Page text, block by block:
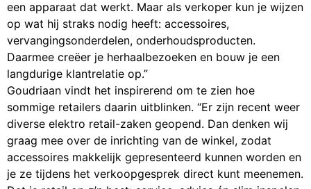
een apparaat dat werkt. Maar als verkoper kun je wijzen
op wat hij straks nodig heeft: accessoires,
vervangingsonderdelen, onderhoudsproducten.
Daarmee creëer je herhaalbezoeken en bouw je een
langdurige klantrelatie op.”
Goudriaan vindt het inspirerend om te zien hoe
sommige retailers daarin uitblinken. “Er zijn recent weer
diverse elektro retail-zaken geopend. Dan denken wij
graag mee over de inrichting van de winkel, zodat
accessoires makkelijk gepresenteerd kunnen worden en
je ze tijdens het verkoopgesprek direct kunt meenemen.